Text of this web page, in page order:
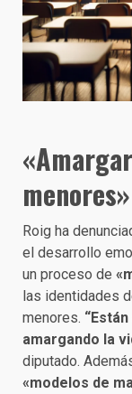
menores»
Roig ha
el desarrollo
un proceso de
las identidades
menores.
amargando la
diputado.
«modelos de